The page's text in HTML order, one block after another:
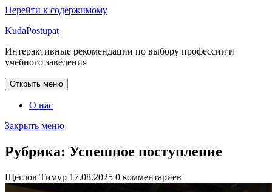
Перейти к содержимому
KudaPostupat
Интерактивные рекомендации по выбору профессии и
учебного заведения
Открыть меню
О нас
Закрыть меню
Рубрика: Успешное поступление
Щеглов Тимур 17.08.2025 0 комментариев